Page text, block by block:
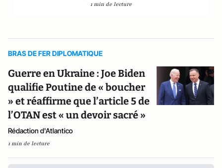
1 min de lecture
BRAS DE FER DIPLOMATIQUE
Guerre en Ukraine : Joe Biden
qualifie Poutine de « boucher
» et réaffirme que l’article 5 de
l’OTAN est « un devoir sacré »
Rédaction d'Atlantico
1 min de lecture